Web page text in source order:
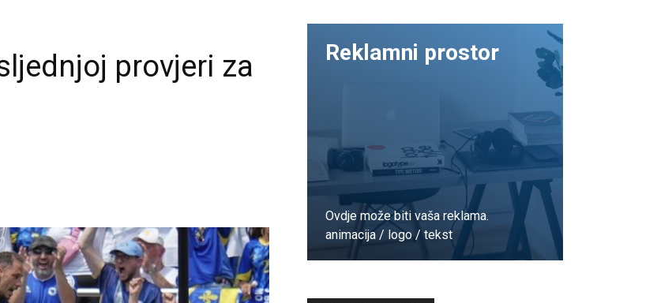
provjeri za
Reklamni prostor
Ovdje može biti vaša reklama.
animacija / logo / tekst